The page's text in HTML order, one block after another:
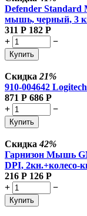
Defender Standard
мышь, черный, 3
311 Р 182 Р
+
−
Купить
Скидка 21%
910-004642
871 Р 686 Р
+
−
Купить
Скидка42%
Гарнизон Мышь
DPI, 2кн.+колесо-
216 Р 126 Р
+
−
Купить